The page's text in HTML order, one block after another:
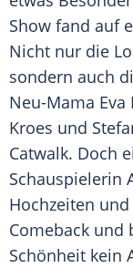
Show fand auf
Nicht nur die
sondern auch
Neu-Mama Eva
Kroes und
Catwalk. Doch
Schauspielerin
Hochzeiten
Comeback und
Schönheit kein